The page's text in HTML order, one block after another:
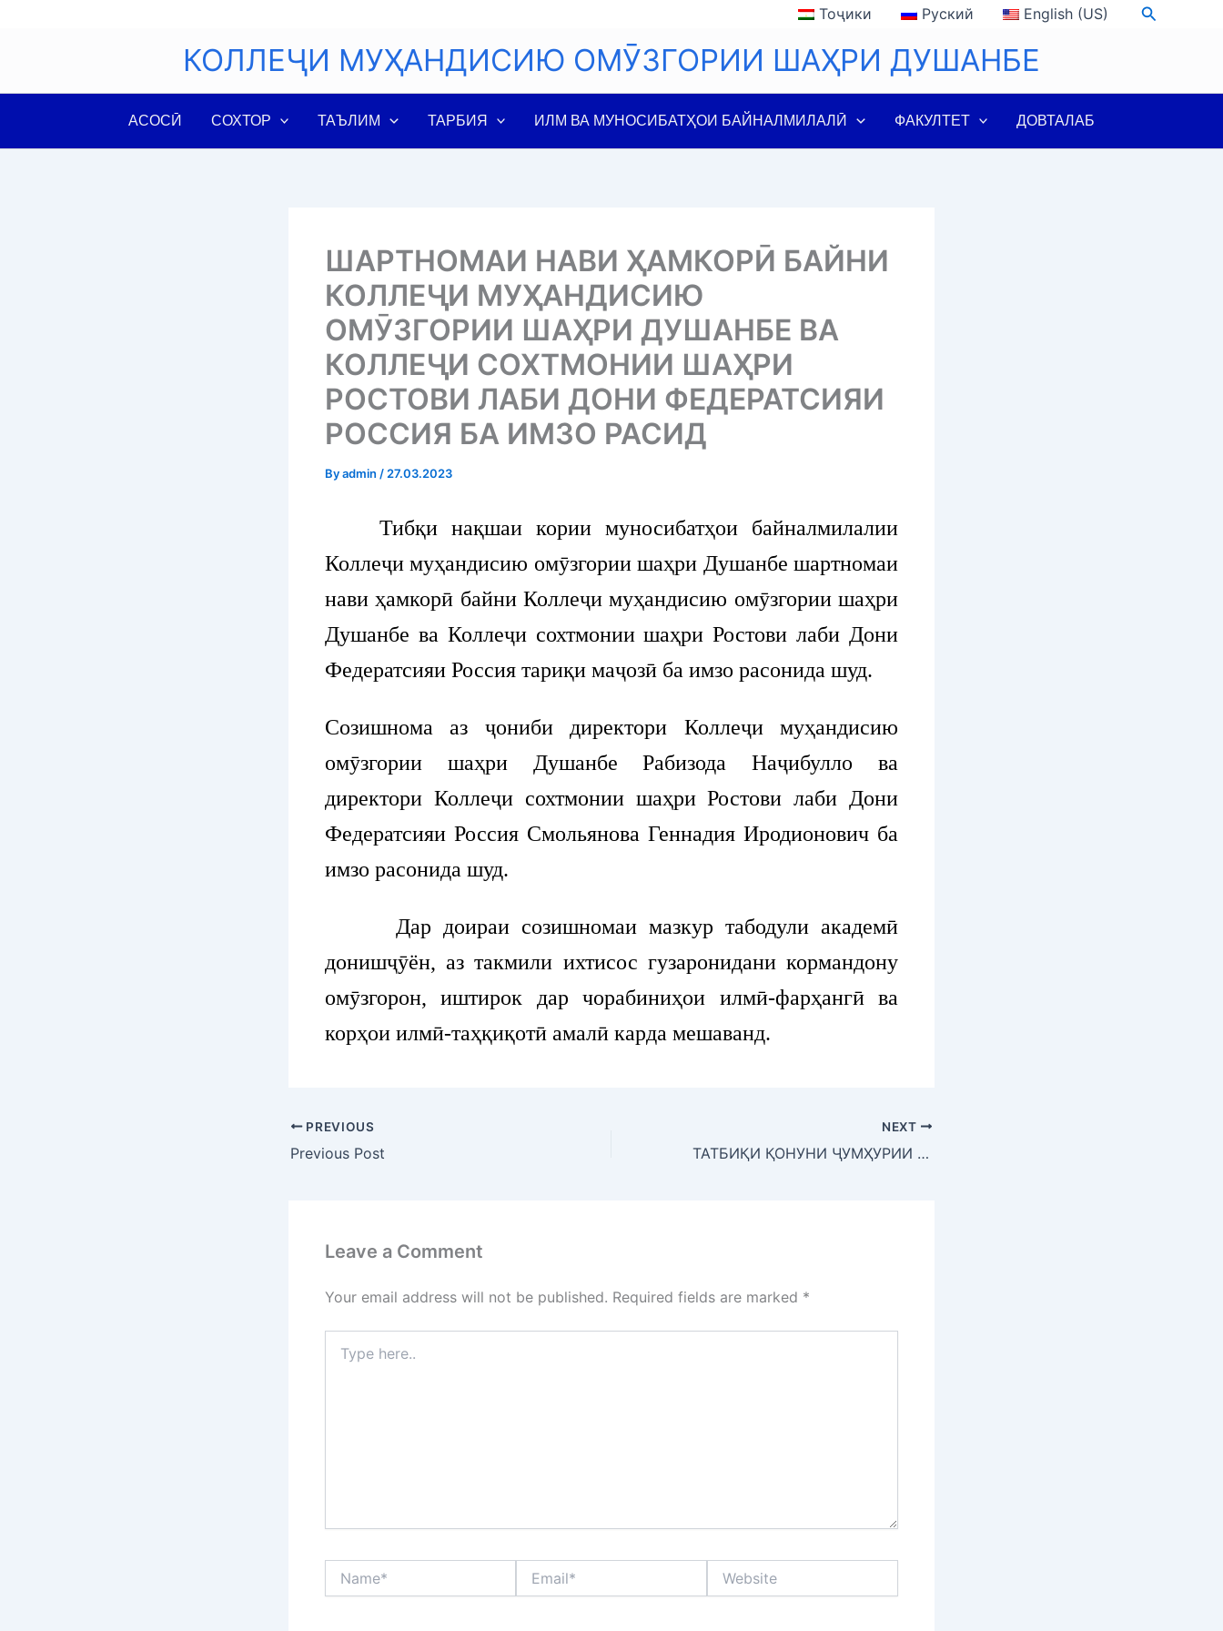
Тоҷики Руский English (US) Search
КОЛЛЕҶИ МУҲАНДИСИЮ ОМӮЗГОРИИ ШАҲРИ ДУШАНБЕ
АСОСӢ СОХТОР ТАЪЛИМ ТАРБИЯ ИЛМ ВА МУНОСИБАТҲОИ БАЙНАЛМИЛАЛӢ ФАКУЛТЕТ ДОВТАЛАБ
ШАРТНОМАИ НАВИ ҲАМКОРӢ БАЙНИ
КОЛЛЕҶИ МУҲАНДИСИЮ
ОМӮЗГОРИИ ШАҲРИ ДУШАНБЕ ВА
КОЛЛЕҶИ СОХТМОНИИ ШАҲРИ
РОСТОВИ ЛАБИ ДОНИ ФЕДЕРАТСИЯИ
РОССИЯ БА ИМЗО РАСИД
Byadmin / 27.03.2023
Тибқи нақшаи кории муносибатҳои байналмилалии
Коллеҷи муҳандисию омӯзгории шаҳри Душанбе шартномаи
нави ҳамкорӣ байни Коллеҷи муҳандисию омӯзгории шаҳри
Душанбе ва Коллеҷи сохтмонии шаҳри Ростови лаби Дони
Федератсияи Россия тариқи маҷозӣ ба имзо расонида шуд.
Созишнома аз ҷониби директори Коллеҷи муҳандисию
омӯзгории шаҳри Душанбе Рабизода Наҷибулло ва
директори Коллеҷи сохтмонии шаҳри Ростови лаби Дони
Федератсияи Россия Смольянова Геннадия Иродионович ба
имзо расонида шуд.
Дар доираи созишномаи мазкур табодули академӣ
донишҷӯён, аз такмили ихтисос гузаронидани кормандону
омӯзгорон, иштирок дар чорабиниҳои илмӣ-фарҳангӣ ва
корҳои илмӣ-таҳқиқотӣ амалӣ карда мешаванд.
PREVIOUS
Previous Post
NEXT
ТАТБИҚИ ҚОНУНИ ҶУМҲУРИИ ТОҶИКИСТОН “ДАР БОРАИ ТАРБИЯИ ВАТАНДӮСТИИ ШАҲРВАНДОН”
Leave a Comment
Your email address will not be published. Required fields are marked *
here..